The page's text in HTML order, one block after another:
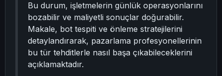
Bu durum, işletmelerin günlük operasyonlarını
bozabilir ve maliyetli sonuçlar doğurabilir.
Makale, bot tespiti ve önleme stratejilerini
detaylandırarak, pazarlama profesyonellerinin
bu tür tehditlerle nasıl başa çıkabileceklerini
açıklamaktadır.